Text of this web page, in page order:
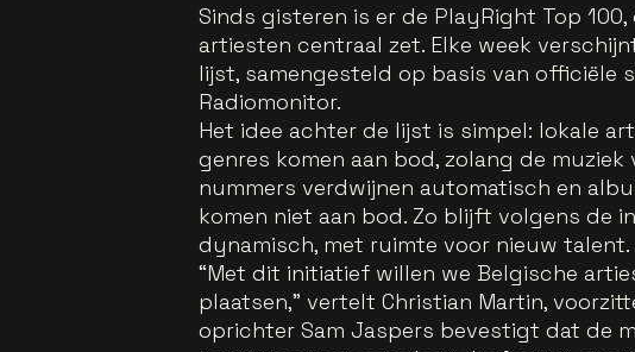
Sinds gisteren is er de PlayRight Top
artiesten centraal zet. Elke week
lijst, samengesteld op basis van officiële
Radiomonitor.
Het idee achter de lijst is simpel: lokale
genres komen aan bod, zolang de
nummers verdwijnen automatisch en
komen niet aan bod. Zo blijft volgens de
dynamisch, met ruimte voor nieuw talent.
“Met dit initiatief willen we Belgische
plaatsen,” vertelt Christian Martin,
oprichter Sam Jaspers bevestigt dat de